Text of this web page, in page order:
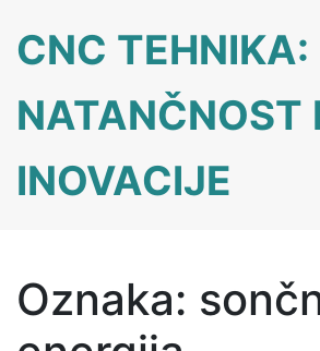
content
CNC TEHNIKA:
NATANČNOST
INOVACIJE
Oznaka: